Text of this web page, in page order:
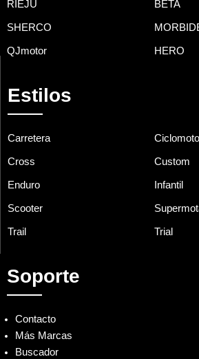
RIEJU BETA
SHERCO
QJmotor HERO
Estilos
Carretera
Cross Custom
Enduro Infantil
Scooter
Trail Trial
Soporte
Contacto
Más Marcas
Buscador